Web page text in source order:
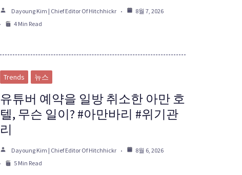
Dayoung Kim | Chief Editor Of Hitchhickr
8월 7, 2026
4 Min Read
Trends 뉴스
유튜버 예약을 일방 취소한 아만 호
텔, 무슨 일이? #아만바리 #위기관
리
Dayoung Kim | Chief Editor Of Hitchhickr
8월 6, 2026
5 Min Read